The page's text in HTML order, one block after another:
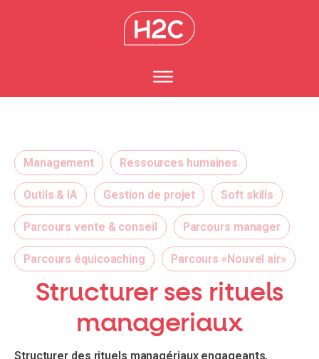
Management Ressources humaines
Outils & IA Gestion de projet Soft skills
Parcours vente & conseil Parcours manager
Parcours équicoaching Parcours «Nouvel air»
Structurer ses rituels
manageriaux
Structurer des rituels managériaux engageants,